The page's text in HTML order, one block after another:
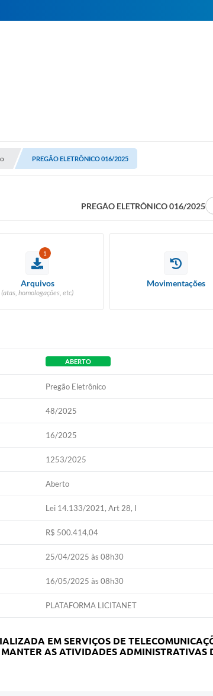
PREGÃO ELETRÔNICO 016/2025
PREGÃO ELETRÔNICO 016/2025
1
Arquivos
(atas, homologações, etc)
Movimentações
ABERTO
Pregão Eletrônico
48/2025
16/2025
1253/2025
Aberto
Lei 14.133/2021, Art 28, I
R$ 500.414,04
25/04/2025 às 08h30
16/05/2025 às 08h30
PLATAFORMA LICITANET
EM SERVIÇOS DE
AS ATIVIDADES ADMINISTRATIVAS